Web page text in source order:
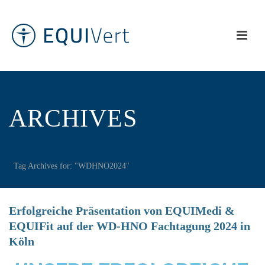
ARCHIVES
Tag Archives for: "WDHNO2024"
Erfolgreiche Präsentation von EQUIMedi &
EQUIFit auf der WD-HNO Fachtagung 2024 in
Köln